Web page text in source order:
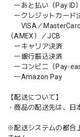
ーあと払い（Pay ID）
ークレジットカード
VISA／MasterCard
（AMEX）／JCB
ーキャリア決済
ー銀行振込決済
ーコンビニ（Pay-
ーAmazon Pay
【配送について】
・商品の配送先は、日
※配送システムの都合